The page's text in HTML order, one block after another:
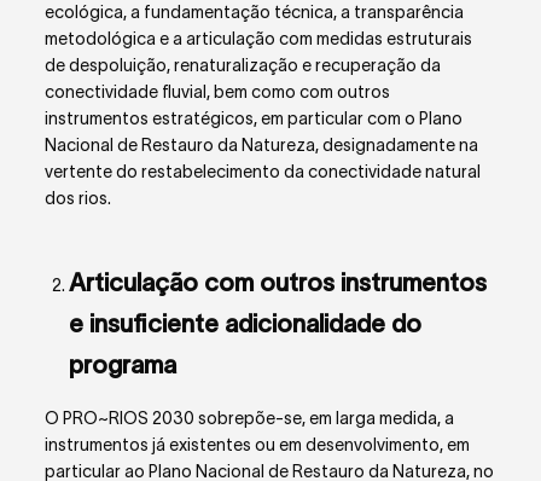
ecológica, a fundamentação técnica, a transparência
metodológica e a articulação com medidas estruturais
de despoluição, renaturalização e recuperação da
conectividade fluvial, bem como com outros
instrumentos estratégicos, em particular com o Plano
Nacional de Restauro da Natureza, designadamente na
vertente do restabelecimento da conectividade natural
dos rios.
Articulação com outros instrumentos
e insuficiente adicionalidade do
programa
O PRO~RIOS 2030 sobrepõe-se, em larga medida, a
instrumentos já existentes ou em desenvolvimento, em
particular ao Plano Nacional de Restauro da Natureza, no